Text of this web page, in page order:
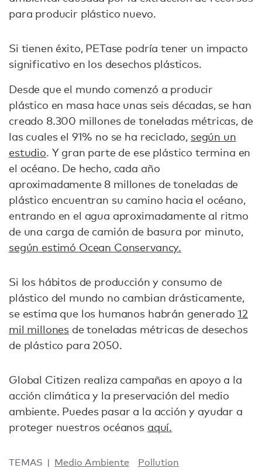
para producir plástico nuevo.
Si tienen éxito, PETase podría tener un impacto
significativo en los desechos plásticos.
Desde que el mundo comenzó a producir
plástico en masa hace unas seis décadas, se han
creado 8.300 millones de toneladas métricas, de
las cuales el 91% no se ha reciclado, según un
estudio. Y gran parte de ese plástico termina en
el océano. De hecho, cada año
aproximadamente 8 millones de toneladas de
plástico encuentran su camino hacia el océano,
entrando en el agua aproximadamente al ritmo
de una carga de camión de basura por minuto,
según estimó Ocean Conservancy.
Si los hábitos de producción y consumo de
plástico del mundo no cambian drásticamente,
se estima que los humanos habrán generado12
mil millones de toneladas métricas de desechos
de plástico para 2050.
Global Citizen realiza campañas en apoyo a la
acción climática y la preservación del medio
ambiente. Puedes pasar a la acción y ayudar a
proteger nuestros océanos aquí.
TEMAS Medio Ambiente
Pollution